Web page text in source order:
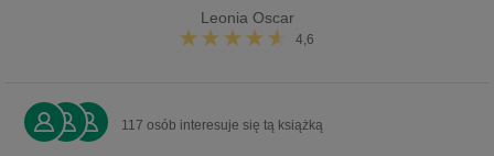
Leonia Oscar
4,6
117 osób interesuje się tą książką